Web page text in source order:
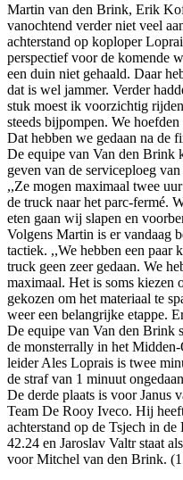
Martin van den Brink, Erik
vanochtend verder niet veel
achterstand op koploper
perspectief voor de komende
een duin niet gehaald. Daar
dat is wel jammer. Verder
stuk moest ik voorzichtig
steeds bijpompen. We
Dat hebben we gedaan na de
De equipe van Van den Brink
geven van de serviceploeg
,,Ze mogen maximaal twee
de truck naar het parc-fermé.
eten gaan wij slapen en
Volgens Martin is er vandaag
tactiek. ,,We hebben een paar
truck geen zeer gedaan. We
maximaal. Het is soms kiezen
gekozen om het materiaal te
weer een belangrijke etappe.
De equipe van Van den Brink
de monsterrally in het
leider Ales Loprais is twee
de straf van 1 minuut
De derde plaats is voor Janus
Team De Rooy Iveco. Hij
achterstand op de Tsjech in
42.24 en Jaroslav Valtr staat
voor Mitchel van den Brink.